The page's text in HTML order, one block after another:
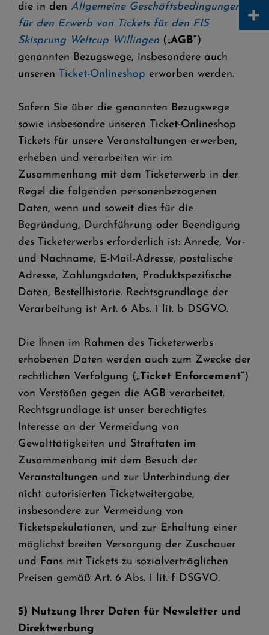
die in den Allgemeine Geschäftsbedingungen
für den Erwerb von Tickets für den FIS
Skisprung Weltcup Willingen („AGB“)
genannten Bezugswege, insbesondere auch
unseren Ticket-Onlineshop erworben werden.
Sofern Sie über die genannten Bezugswege
sowie insbesondre unseren Ticket-Onlineshop
Tickets für unsere Veranstaltungen erwerben,
erheben und verarbeiten wir im
Zusammenhang mit dem Ticketerwerb in der
Regel die folgenden personenbezogenen
Daten, wenn und soweit dies für die
Begründung, Durchführung oder Beendigung
des Ticketerwerbs erforderlich ist: Anrede, Vor-
und Nachname, E-Mail-Adresse, postalische
Adresse, Zahlungsdaten, Produktspezifische
Daten, Bestellhistorie. Rechtsgrundlage der
Verarbeitung ist Art. 6 Abs. 1 lit. b DSGVO.
Die Ihnen im Rahmen des Ticketerwerbs
erhobenen Daten werden auch zum Zwecke der
rechtlichen Verfolgung („Ticket Enforcement“)
von Verstößen gegen die AGB verarbeitet.
Rechtsgrundlage ist unser berechtigtes
Interesse an der Vermeidung von
Gewalttätigkeiten und Straftaten im
Zusammenhang mit dem Besuch der
Veranstaltungen und zur Unterbindung der
nicht autorisierten Ticketweitergabe,
insbesondere zur Vermeidung von
Ticketspekulationen, und zur Erhaltung einer
möglichst breiten Versorgung der Zuschauer
und Fans mit Tickets zu sozialverträglichen
Preisen gemäß Art. 6 Abs. 1 lit. f DSGVO.
5) Nutzung Ihrer Daten für Newsletter und
Direktwerbung
+